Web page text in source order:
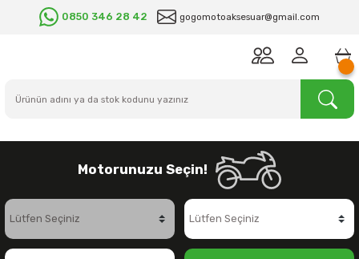
0850 346 28 42 gogomotoaksesuar@gmail.com
Motorunuzu Seçin!